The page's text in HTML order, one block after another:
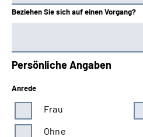
Beziehen Sie sich auf einen Vorgang?
Persönliche Angaben
Anrede
Frau
Ohne